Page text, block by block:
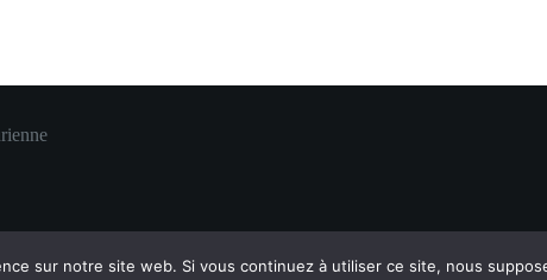
sur notre site web. Si vous continuez à utiliser ce site, nous